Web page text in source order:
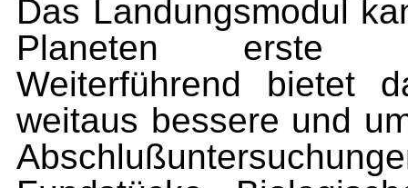
Das Landungsmodul
Planeten erste
Weiterführend bietet
weitaus bessere und